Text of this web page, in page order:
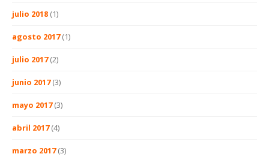
julio 2018 (1)
agosto 2017(1)
julio 2017(2)
junio 2017(3)
mayo 2017(3)
abril 2017(4)
marzo 2017(3)